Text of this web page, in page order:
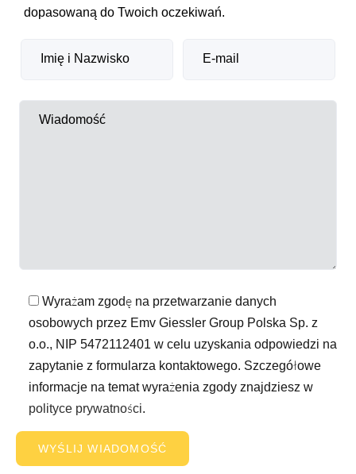
dopasowaną do Twoich oczekiwań.
Wyrażam zgodę na przetwarzanie danych
osobowych przez Emv Giessler Group Polska Sp. z
o.o., NIP 5472112401 w celu uzyskania odpowiedzi na
zapytanie z formularza kontaktowego. Szczegółowe
informacje na temat wyrażenia zgody znajdziesz w
polityce prywatności.